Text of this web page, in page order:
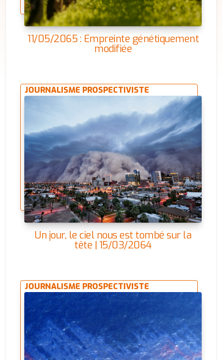
11/05/2065 : Empreinte génétiquement
modifiée
JOURNALISME PROSPECTIVISTE
Un jour, le ciel nous est tombé sur la
tête | 15/03/2064
JOURNALISME PROSPECTIVISTE